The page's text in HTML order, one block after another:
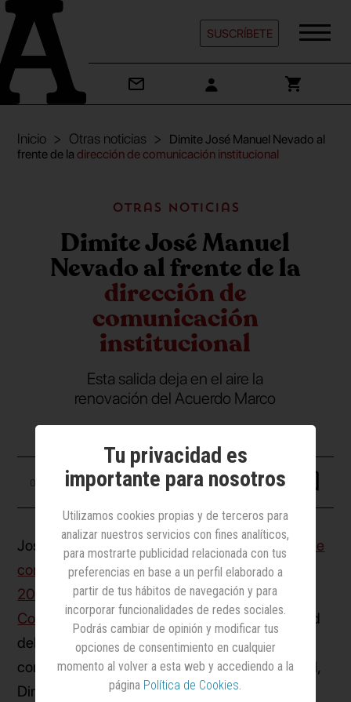
SUSCRÍBETE
Inicio Otras noticias
Dimite José Manuel Nevado al
frente de la dirección de comunicación institucional
Otras noticias
Dimite José Manuel
Nevado al frente de la
dirección de
comunicación
institucional
Esta salida deja en el aire la
renovación del Acuerdo Marco
08 julio 2026
José Manuel Nevado, que asumió la dirección de
comunicación institucional creada en enero de
2024 dentro de la Secretaría de Estado de
Comunicación, de la que dependía la publicidad
del Gobierno, ha presentado su dimisión, tal y
como han adelantado medios como Extradigital,
Dircomfidencial o El Español, y ha podido
Tu privacidad es
importante para nosotros
Utilizamos cookies propias y de terceros para
analizar nuestros servicios con fines analíticos,
para mostrarte publicidad relacionada con tus
preferencias en base a un perfil elaborado a
partir de tus hábitos de navegación y para
incorporar funcionalidades de redes sociales.
Podrás cambiar de opinión y modificar tus
opciones de consentimiento en cualquier
momento al volver a esta web y accediendo a la
página Política de Cookies.